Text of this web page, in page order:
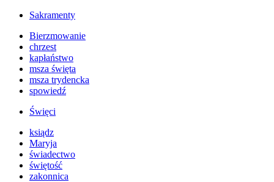
Sakramenty
Bierzmowanie
chrzest
kapłaństwo
msza święta
msza trydencka
spowiedź
Święci
ksiądz
Maryja
świadectwo
świętość
zakonnica